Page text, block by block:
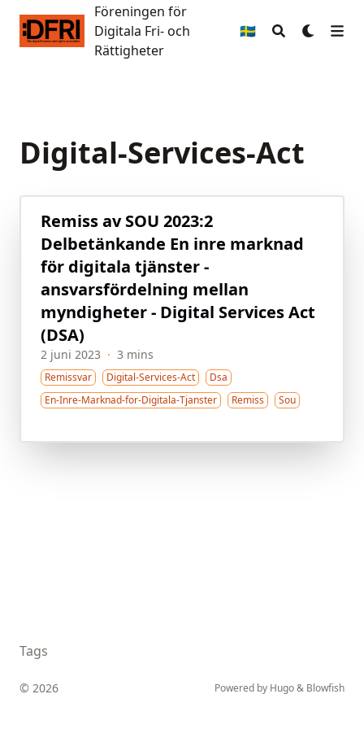
Föreningen för Digitala Fri- och Rättigheter
Föreningen för
Digitala Fri- och
Rättigheter
🇸🇪
Digital-Services-Act
Remiss av SOU 2023:2
Delbetänkande En inre marknad
för digitala tjänster -
ansvarsfördelning mellan
myndigheter - Digital Services Act
(DSA)
2 juni 2023 · 3 mins
Remissvar Digital-Services-Act
Dsa
En-Inre-Marknad-for-Digitala-Tjanster
Remiss Sou
Tags
© 2026 Powered by Hugo& Blowfish